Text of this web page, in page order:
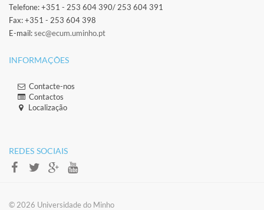
Telefone: +351 - 253 604 390/ 253 604 391
Fax: +351 - 253 604 398
E-mail:sec@ecum.uminho.pt
INFORMAÇÕES
Contacte-nos
Contactos
Localização
​REDES SOCIAIS​
​​© 2026 Universidade do Minho​​​​​​